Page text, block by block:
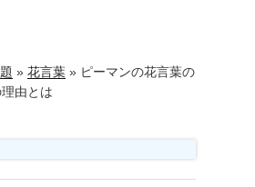
» 花言葉 »ピーマンの花言葉の
由とは